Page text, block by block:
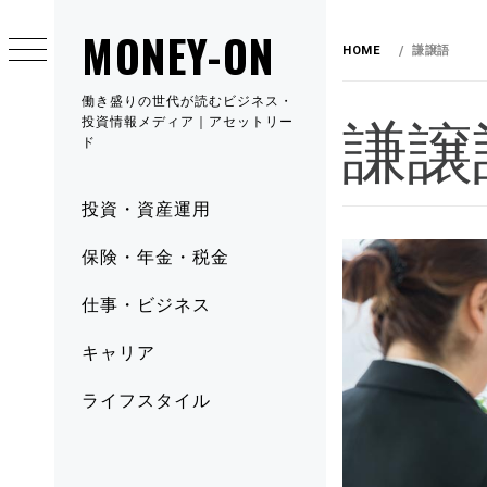
MONEY-ON
働き盛りの世代が読むビジネス・
投資情報メディア｜アセットリー
ド
投資・資産運用
保険・年金・税金
仕事・ビジネス
キャリア
ライフスタイル
HOME 謙譲語
謙